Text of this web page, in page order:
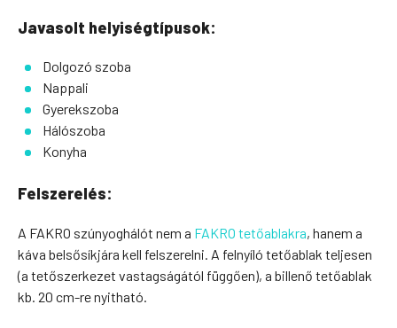
Javasolt helyiségtípusok:
Dolgozó szoba
Nappali
Gyerekszoba
Hálószoba
Konyha
Felszerelés:
A FAKRO szúnyoghálót nem a FAKRO tetőablakra, hanem a
káva belsősíkjára kell felszerelni. A felnyíló tetőablak teljesen
(a tetőszerkezet vastagságától függően), a billenő tetőablak
kb. 20 cm-re nyitható.